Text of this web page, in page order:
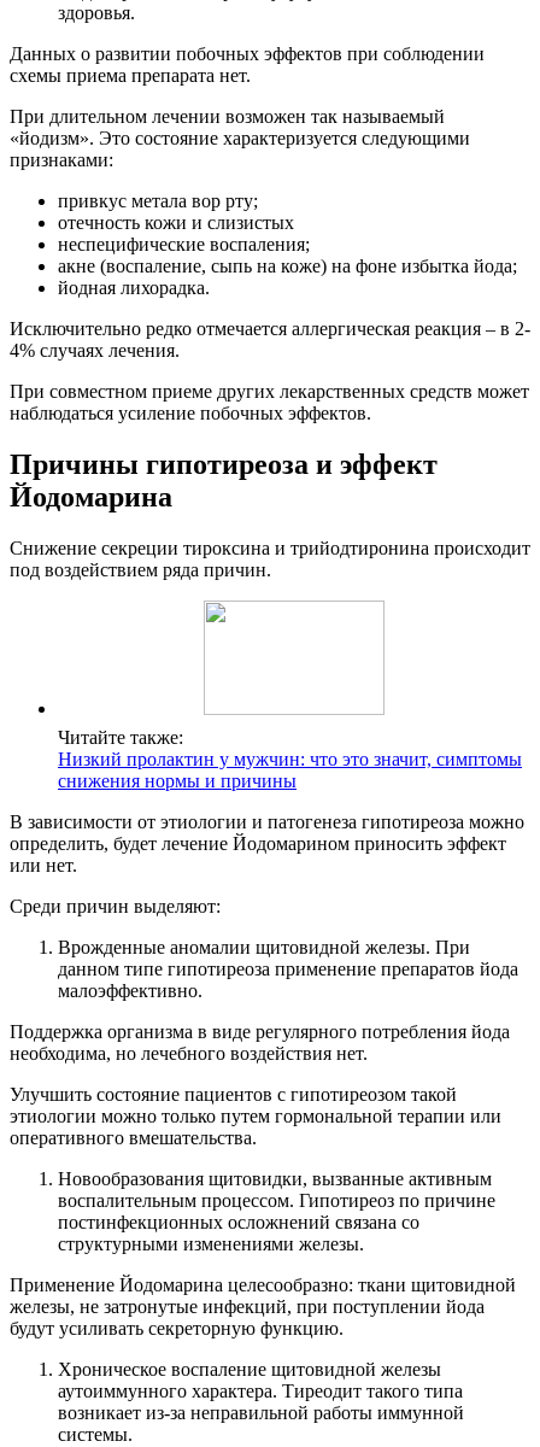
здоровья.
Данных о развитии побочных эффектов при соблюдении
схемы приема препарата нет.
При длительном лечении возможен так называемый
«йодизм». Это состояние характеризуется следующими
признаками:
привкус метала вор рту;
отечность кожи и слизистых
неспецифические воспаления;
акне (воспаление, сыпь на коже) на фоне избытка йода;
йодная лихорадка.
Исключительно редко отмечается аллергическая реакция – в 2-
4% случаях лечения.
При совместном приеме других лекарственных средств может
наблюдаться усиление побочных эффектов.
Причины гипотиреоза и эффект
Йодомарина
Снижение секреции тироксина и трийодтиронина происходит
под воздействием ряда причин.
Читайте также:
Низкий пролактин у мужчин: что это значит, симптомы
снижения нормы и причины
В зависимости от этиологии и патогенеза гипотиреоза можно
определить, будет лечение Йодомарином приносить эффект
или нет.
Среди причин выделяют:
Врожденные аномалии щитовидной железы. При
данном типе гипотиреоза применение препаратов йода
малоэффективно.
Поддержка организма в виде регулярного потребления йода
необходима, но лечебного воздействия нет.
Улучшить состояние пациентов с гипотиреозом такой
этиологии можно только путем гормональной терапии или
оперативного вмешательства.
Новообразования щитовидки, вызванные активным
воспалительным процессом. Гипотиреоз по причине
постинфекционных осложнений связана со
структурными изменениями железы.
Применение Йодомарина целесообразно: ткани щитовидной
железы, не затронутые инфекций, при поступлении йода
будут усиливать секреторную функцию.
Хроническое воспаление щитовидной железы
аутоиммунного характера. Тиреодит такого типа
возникает из-за неправильной работы иммунной
системы.